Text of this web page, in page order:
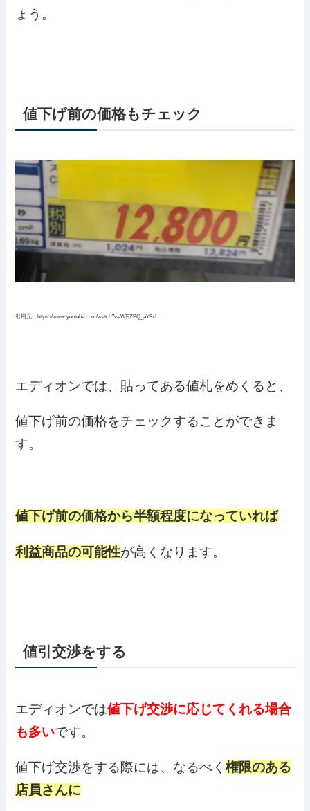
ょう。
値下げ前の価格もチェック
引用元：https://www.youtube.com/watch?v=WPZBQ_aY9xI
エディオンでは、貼ってある値札をめくると、
値下げ前の価格をチェックすることができま
す。
値下げ前の価格から半額程度になっていれば
利益商品の可能性が高くなります。
値引交渉をする
エディオンでは値下げ交渉に応じてくれる場合
も多いです。
値下げ交渉をする際には、なるべく権限のある
店員さんに